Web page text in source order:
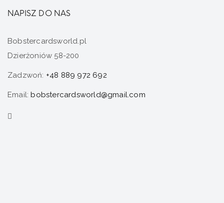
NAPISZ DO NAS
Bobstercardsworld.pl
Dzierżoniów 58-200
Zadzwoń: +48 889 972 692
Email:bobstercardsworld@gmail.com